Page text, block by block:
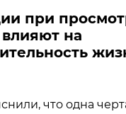
при
на
что одна